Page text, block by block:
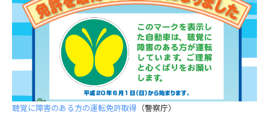
聴覚に障害のある方の運転免許取得 （警察庁）